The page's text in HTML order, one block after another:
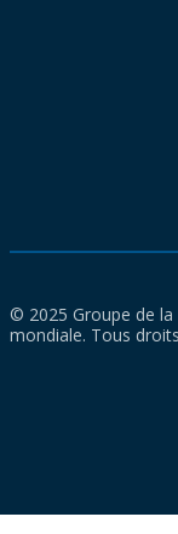
© 2025 Groupe de la
mondiale. Tous